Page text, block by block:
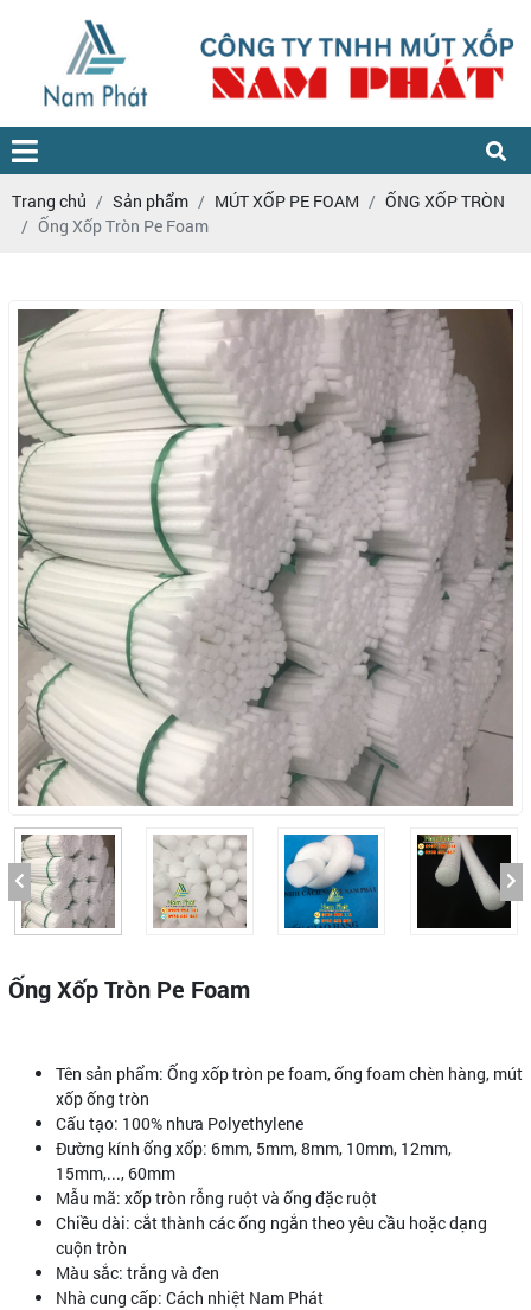
Trang chủ Sản phẩm MÚT XỐP PE FOAM
ỐNG XỐP TRÒN
Ống Xốp Tròn Pe Foam
Ống Xốp Tròn Pe Foam
Tên sản phẩm: Ống xốp tròn pe foam, ống foam chèn hàng, mút
xốp ống tròn
Cấu tạo: 100% nhưa Polyethylene
Đường kính ống xốp: 6mm, 5mm, 8mm, 10mm, 12mm,
15mm,..., 60mm
Mẫu mã: xốp tròn rỗng ruột và ống đặc ruột
Chiều dài: cắt thành các ống ngắn theo yêu cầu hoặc dạng
cuộn tròn
Màu sắc: trắng và đen
Nhà cung cấp: Cách nhiệt Nam Phát